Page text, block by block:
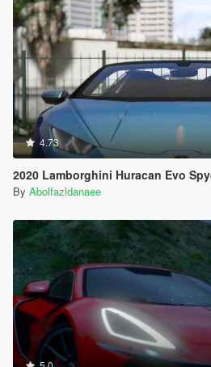
4.73
2020 Lamborghini Huracan Evo Spyder [Add-On |
By Abolfazldanaee